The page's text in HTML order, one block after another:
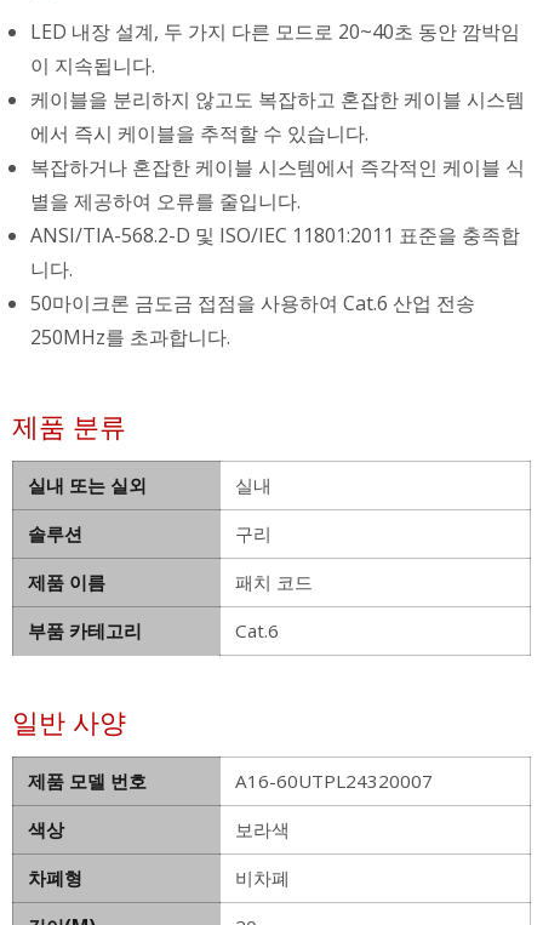
LED 내장 설계, 두 가지 다른 모드로 20~40초 동안 깜박임
이 지속됩니다.
케이블을 분리하지 않고도 복잡하고 혼잡한 케이블 시스템
에서 즉시 케이블을 추적할 수 있습니다.
복잡하거나 혼잡한 케이블 시스템에서 즉각적인 케이블 식
별을 제공하여 오류를 줄입니다.
ANSI/TIA-568.2-D 및 ISO/IEC 11801:2011 표준을 충족합
니다.
50마이크론 금도금 접점을 사용하여 Cat.6 산업 전송
250MHz를 초과합니다.
제품 분류
실내 또는 실외
실내
솔루션
구리
제품 이름
패치 코드
부품 카테고리
Cat.6
일반 사양
제품 모델 번호
A16-60UTPL24320007
색상
보라색
차폐형
비차폐